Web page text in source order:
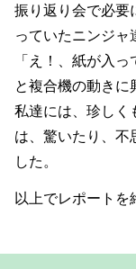
振り返り会で必要
っていたニンジャ
「え！、紙が入
と複合機の動きに
私達には、珍しく
は、驚いたり、不
した。
以上でレポートを